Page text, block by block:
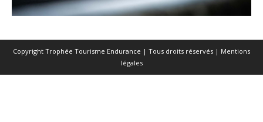
Copyright Trophée Tourisme Endurance | Tous droits réservés | Mentions
légales